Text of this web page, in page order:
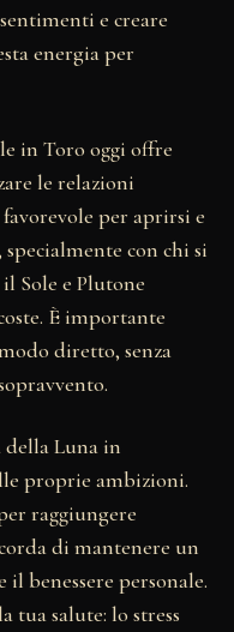
e creare
energia per
in Toro oggi offre
le relazioni
per aprirsi e
con chi si
Sole e Plutone
È importante
diretto, senza
Luna in
proprie ambizioni.
raggiungere
di mantenere un
benessere personale.
tua salute: lo stress